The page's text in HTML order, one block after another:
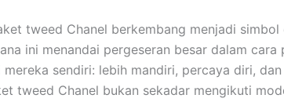
tweed Chanel berkembang menjadi simbol
ini menandai pergeseran besar dalam cara
mereka sendiri: lebih mandiri, percaya diri,
tweed Chanel bukan sekadar mengikuti